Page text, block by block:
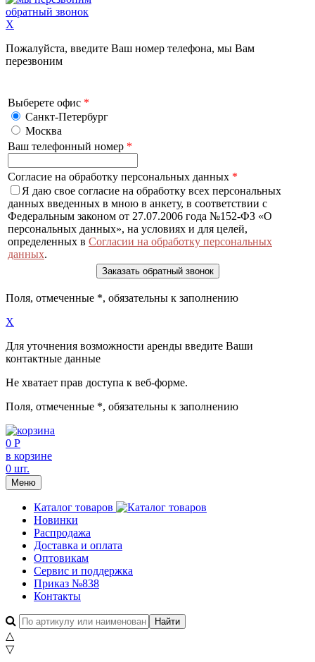
обратный звонок
X
Пожалуйста, введите Ваш номер телефона, мы Вам
перезвоним
Выберете офис *
Санкт-Петербург
Москва
Ваш телефонный номер *
Согласие на обработку персональных данных *
Я даю свое согласие на обработку всех персональных
данных введенных в мною в анкету, в соответствии с
Федеральным законом от 27.07.2006 года №152-ФЗ «О
персональных данных», на условиях и для целей,
определенных в Согласии на обработку персональных
данных.
Поля, отмеченные *, обязательны к заполнению
X
Для уточнения возможности аренды введите Ваши
контактные данные
Не хватает прав доступа к веб-форме.
Поля, отмеченные *, обязательны к заполнению
0 Р
в корзине
0 шт.
Меню
Каталог товаров
Новинки
Распродажа
Доставка и оплата
Оптовикам
Сервис и поддержка
Приказ №838
Контакты
△
▽